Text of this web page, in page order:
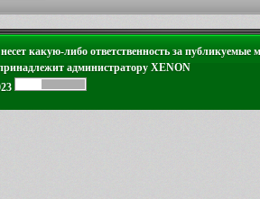
какую-либо ответственность за публикуемые
администратору XENON